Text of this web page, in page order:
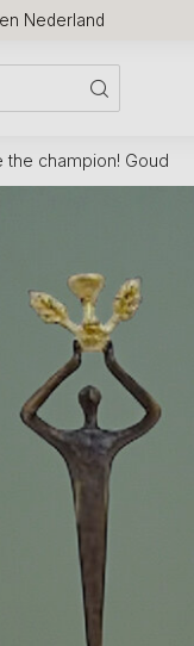
Nederland
the champion! Goud